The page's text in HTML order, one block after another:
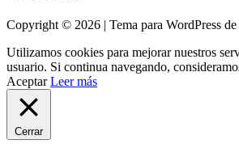
Copyright © 2026 | Tema para WordPress de
Utilizamos cookies para mejorar nuestros
usuario. Si continua navegando,
Aceptar Leer más
Cerrar